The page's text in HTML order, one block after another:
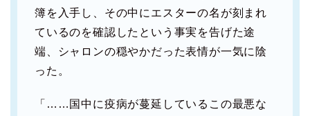
簿を入手し、その中にエスターの名が刻まれ
ているのを確認したという事実を告げた途
端、シャロンの穏やかだった表情が一気に陰
った。
「……国中に疫病が蔓延しているこの最悪な